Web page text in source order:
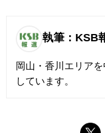
執筆：KSB
岡山・香川エリア
しています。